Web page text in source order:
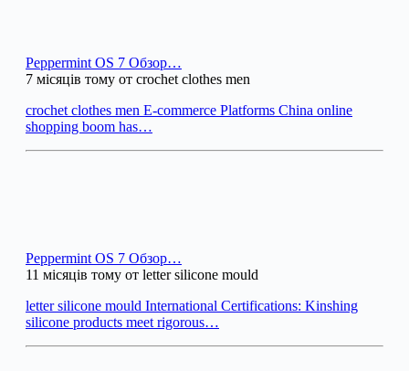
Peppermint OS 7 Обзор…
7 місяців тому от crochet clothes men
crochet clothes men E-commerce Platforms China online
shopping boom has…
Peppermint OS 7 Обзор…
11 місяців тому от letter silicone mould
letter silicone mould International Certifications: Kinshing
silicone products meet rigorous…